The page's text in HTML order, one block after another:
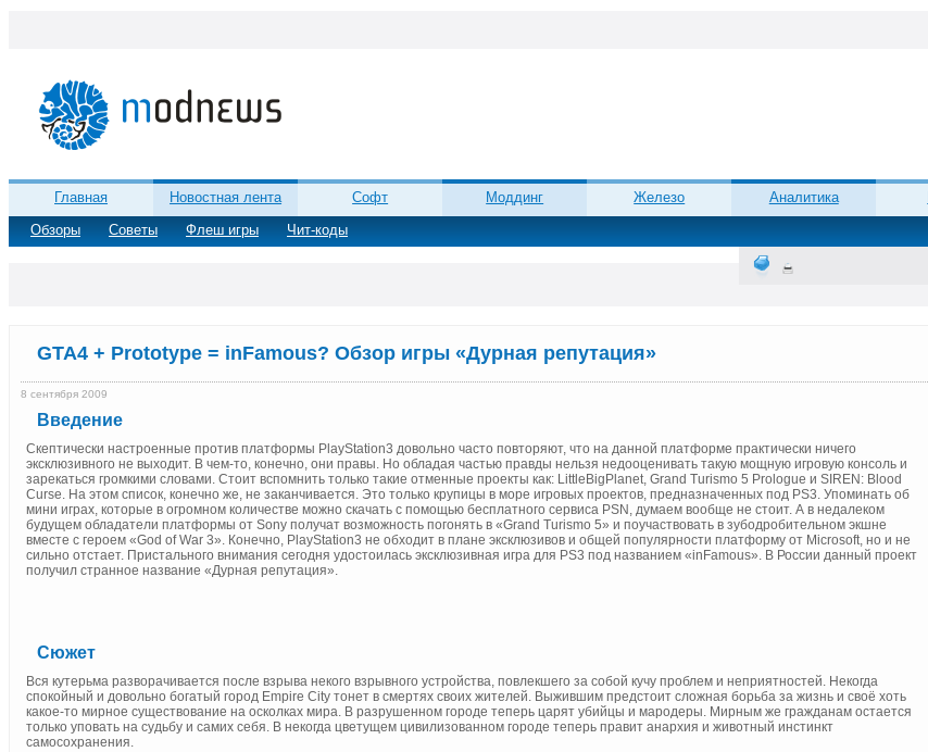
Главная Новостная лента
Софт
Обзоры
Советы Флеш игры Чит-коды
Моддинг Железо Аналитика
GTA4 + Prototype = inFamous? Обзор игры «Дурная репутация»
8 сентября 2009
Введение
Скептически настроенные против платформы PlayStation3 довольно часто повторяют, что на данной платформе практически ничего
эксклюзивного не выходит. В чем-то, конечно, они правы. Но обладая частью правды нельзя недооценивать такую мощную игровую консоль и
зарекаться громкими словами. Стоит вспомнить только такие отменные проекты как: LittleBigPlanet, Grand Turismo 5 Prologue и SIREN: Blood
Curse. На этом список, конечно же, не заканчивается. Это только крупицы в море игровых проектов, предназначенных под PS3. Упоминать об
мини играх, которые в огромном количестве можно скачать с помощью бесплатного сервиса PSN, думаем вообще не стоит. А в недалеком
будущем обладатели платформы от Sony получат возможность погонять в «Grand Turismo 5» и поучаствовать в зубодробительном экшне
вместе с героем «God of War 3». Конечно, PlayStation3 не обходит в плане эксклюзивов и общей популярности платформу от Microsoft, но и не
сильно отстает. Пристального внимания сегодня удостоилась эксклюзивная игра для PS3 под названием «inFamous». В России данный проект
получил странное название «Дурная репутация».
Сюжет
Вся кутерьма разворачивается после взрыва некого взрывного устройства, повлекшего за собой кучу проблем и неприятностей. Некогда
спокойный и довольно богатый город Empire City тонет в смертях своих жителей. Выжившим предстоит сложная борьба за жизнь и своё хоть
какое-то мирное существование на осколках мира. В разрушенном городе теперь царят убийцы и мародеры. Мирным же гражданам остается
только уповать на судьбу и самих себя. В некогда цветущем цивилизованном городе теперь правит анархия и животный инстинкт
самосохранения.